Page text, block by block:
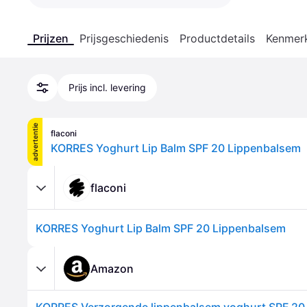
Prijzen Prijsgeschiedenis Productdetails
Prijs incl. levering
advertentie flaconi
KORRES Yoghurt Lip Balm SPF 20 Lippenbalsem
flaconi
KORRES Yoghurt Lip Balm SPF 20 Lippenbalsem
Amazon